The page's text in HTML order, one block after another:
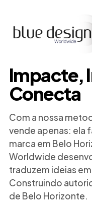
Impacte,
Conecta
Com a nossa
vende apenas: ela
marca em Belo
Worldwide
traduzem ideias
Construindo
de Belo Horizonte.